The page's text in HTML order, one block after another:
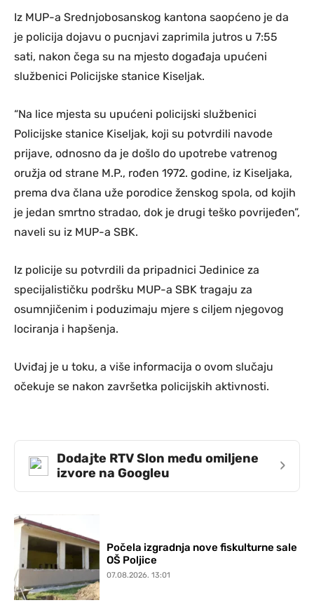
Iz MUP-a Srednjobosanskog kantona saopćeno je da
je policija dojavu o pucnjavi zaprimila jutros u 7:55
sati, nakon čega su na mjesto događaja upućeni
službenici Policijske stanice Kiseljak.
“Na lice mjesta su upućeni policijski službenici
Policijske stanice Kiseljak, koji su potvrdili navode
prijave, odnosno da je došlo do upotrebe vatrenog
oružja od strane M.P., rođen 1972. godine, iz Kiseljaka,
prema dva člana uže porodice ženskog spola, od kojih
je jedan smrtno stradao, dok je drugi teško povrijeđen”,
naveli su iz MUP-a SBK.
Iz policije su potvrdili da pripadnici Jedinice za
specijalističku podršku MUP-a SBK tragaju za
osumnjičenim i poduzimaju mjere s ciljem njegovog
lociranja i hapšenja.
Uviđaj je u toku, a više informacija o ovom slučaju
očekuje se nakon završetka policijskih aktivnosti.
Dodajte RTV Slon među omiljene
izvore na Googleu
›
Počela izgradnja nove fiskulturne sale
OŠ Poljice
07.08.2026. 13:01